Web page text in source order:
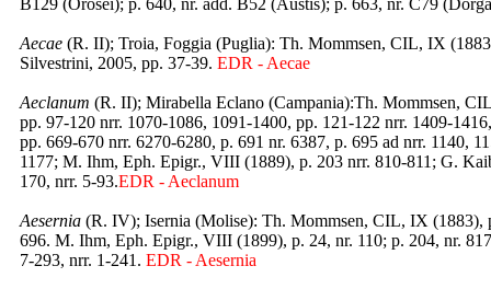
B129 (Orosei); p. 640, nr. add. B52 (Austis); p. 663, nr. C79
Aecae (R. II); Troia, Foggia (Puglia): Th. Mommsen, CIL, IX
Silvestrini, 2005, pp. 37-39.EDR - Aecae
Aeclanum (R. II); Mirabella Eclano (Campania):Th. Mommsen,
pp. 97-120 nrr. 1070-1086, 1091-1400, pp. 121-122 nrr. 1409-
pp. 669-670 nrr. 6270-6280, p. 691 nr. 6387, p. 695 ad nrr. 1140,
1177; M. Ihm, Eph. Epigr., VIII (1889), p. 203 nrr. 810-811; G.
170, nrr. 5-93.EDR - Aeclanum
Aesernia (R. IV); Isernia (Molise): Th. Mommsen, CIL, IX
696. M. Ihm, Eph. Epigr., VIII (1899), p. 24, nr. 110; p. 204, nr.
7-293, nrr. 1-241.EDR - Aesernia